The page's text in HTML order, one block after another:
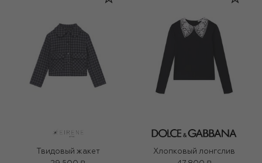
Твидовый жакет
Хлопковый лонгслив